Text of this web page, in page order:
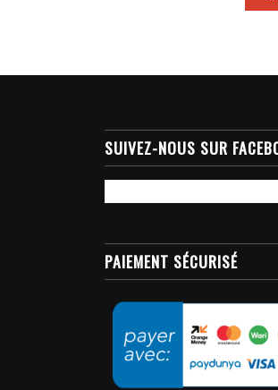
SUIVEZ-NOUS SUR
PAIEMENT SÉCURISÉ